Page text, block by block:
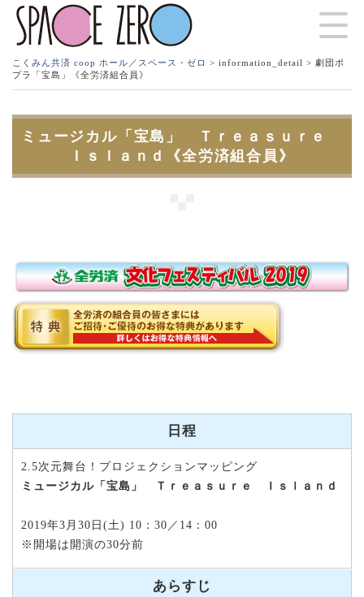
こくみん共済 coop ホール／スペース・ゼロ > information_detail > 劇団ポ
プラ「宝島」《全労済組合員》
ミュージカル「宝島」 Ｔｒｅａｓｕｒｅ
Ｉｓｌａｎｄ《全労済組合員》
日程
2.5次元舞台！プロジェクションマッピング
ミュージカル「宝島」 Ｔｒｅａｓｕｒｅ Ｉｓｌａｎｄ
2019年3月30日(土) 10：30／14：00
※開場は開演の30分前
あらすじ